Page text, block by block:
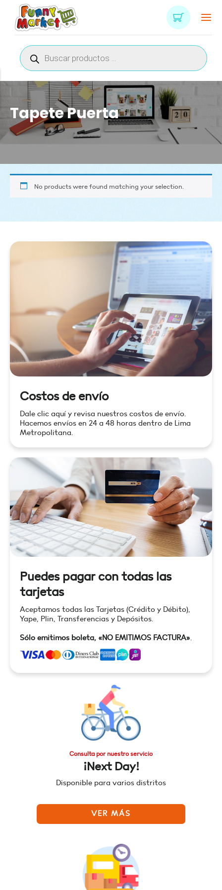
Búsqueda
de
productos
Tapete Puerta
No products were found matching your selection.
Costos de envío
Dale clic aquí y revisa nuestros costos de envío.
Hacemos envíos en 24 a 48 horas dentro de Lima
Metropolitana.
Puedes pagar con todas las
tarjetas
Aceptamos todas las Tarjetas (Crédito y Débito),
Yape, Plin, Transferencias y Depósitos.
Sólo emitimos boleta, «NO EMITIMOS FACTURA».
Consulta por nuestro servicio
¡Next Day!
Disponible para varios distritos
VER MÁS